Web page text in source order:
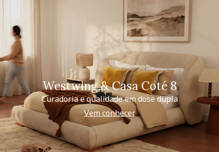
Westwing & Casa Coté 8
Curadoria e qualidade em dose dupla
Vem conhecer